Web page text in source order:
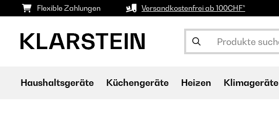
Flexible Zahlungen Versandkostenfrei ab 100CHF*
Haushaltsgeräte Küchengeräte Heizen Klimageräte